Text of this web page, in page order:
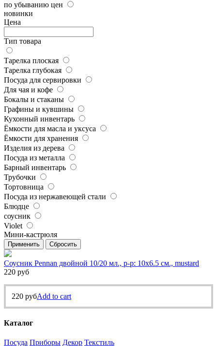
по убыванию цен
новинки
Цена
Тип товара
Тарелка плоская
Тарелка глубокая
Посуда для сервировки
Для чая и кофе
Бокалы и стаканы
Графины и кувшины
Кухонный инвентарь
Ёмкости для масла и уксуса
Ёмкости для хранения
Изделия из дерева
Посуда из металла
Барный инвентарь
Трубочки
Тортовница
Посуда из нержавеющей стали
Блюдце
соусник
Violet
Мини-кастрюля
Применить Сбросить
Соусник Pennan двойной 10/20 мл., р-р: 10х6.5 см., mustard
220 руб
220 рубAdd to cart
Каталог
Посуда Приборы Декор Текстиль